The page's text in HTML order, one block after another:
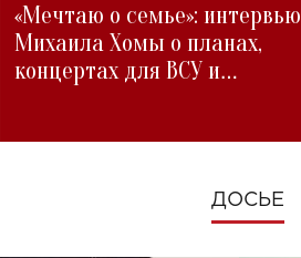
«Мечтаю о семье»: интервью
Михаила Хомы о планах,
концертах для ВСУ и
ДОСЬЕ